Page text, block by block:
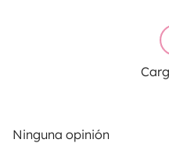
Ninguna opinión